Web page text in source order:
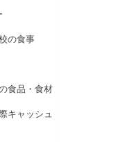
の食事
食品・食材
キャッシュ